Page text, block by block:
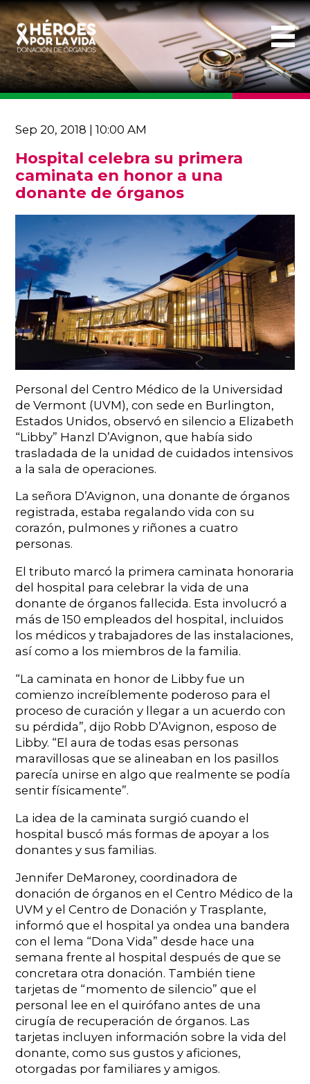
Sep 20, 2018 | 10:00 AM
Hospital celebra su primera
caminata en honor a una
donante de órganos
Personal del Centro Médico de la Universidad
de Vermont (UVM), con sede en Burlington,
Estados Unidos, observó en silencio a Elizabeth
“Libby” Hanzl D’Avignon, que había sido
trasladada de la unidad de cuidados intensivos
a la sala de operaciones.
La señora D’Avignon, una donante de órganos
registrada, estaba regalando vida con su
corazón, pulmones y riñones a cuatro
personas.
El tributo marcó la primera caminata honoraria
del hospital para celebrar la vida de una
donante de órganos fallecida. Esta involucró a
más de 150 empleados del hospital, incluidos
los médicos y trabajadores de las instalaciones,
así como a los miembros de la familia.
“La caminata en honor de Libby fue un
comienzo increíblemente poderoso para el
proceso de curación y llegar a un acuerdo con
su pérdida”, dijo Robb D’Avignon, esposo de
Libby. “El aura de todas esas personas
maravillosas que se alineaban en los pasillos
parecía unirse en algo que realmente se podía
sentir físicamente”.
La idea de la caminata surgió cuando el
hospital buscó más formas de apoyar a los
donantes y sus familias.
Jennifer DeMaroney, coordinadora de
donación de órganos en el Centro Médico de la
UVM y el Centro de Donación y Trasplante,
informó que el hospital ya ondea una bandera
con el lema “Dona Vida” desde hace una
semana frente al hospital después de que se
concretara otra donación. También tiene
tarjetas de “momento de silencio” que el
personal lee en el quirófano antes de una
cirugía de recuperación de órganos. Las
tarjetas incluyen información sobre la vida del
donante, como sus gustos y aficiones,
otorgadas por familiares y amigos.